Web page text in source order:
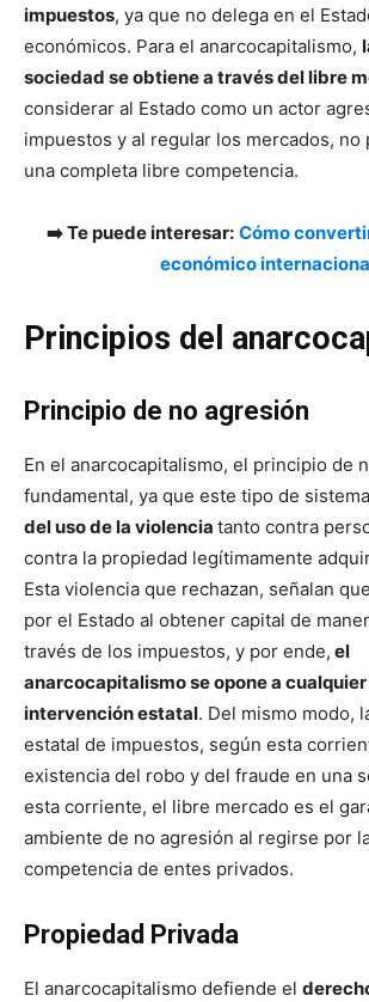
impuestos, ya que no delega en el
económicos. Para el anarcocapitalismo,
sociedad se obtiene a través del libre
considerar al Estado como un actor
impuestos y al regular los mercados,
una completa libre competencia.
➡️ Te puede interesar: Cómo
económico
Principios del
Principio de no agresión
En el anarcocapitalismo, el principio de
fundamental, ya que este tipo de
del uso de la violencia tanto contra
contra la propiedad legítimamente
Esta violencia que rechazan, señalan
por el Estado al obtener capital de
través de los impuestos, y por ende, el
anarcocapitalismo se opone a
intervención estatal. Del mismo modo,
estatal de impuestos, según esta
existencia del robo y del fraude en una
esta corriente, el libre mercado es el
ambiente de no agresión al regirse por
competencia de entes privados.
Propiedad Privada
El anarcocapitalismo defiende el